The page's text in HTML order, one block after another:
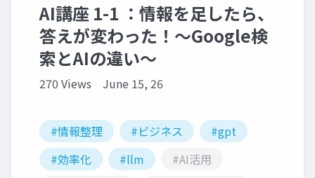
AI講座 1-1 ：情報を足したら、
答えが変わった！〜Google検
索とAIの違い〜
270 Views June 15, 26
#情報整理 #ビジネス
#gpt
#効率化
#llm
#AI活用